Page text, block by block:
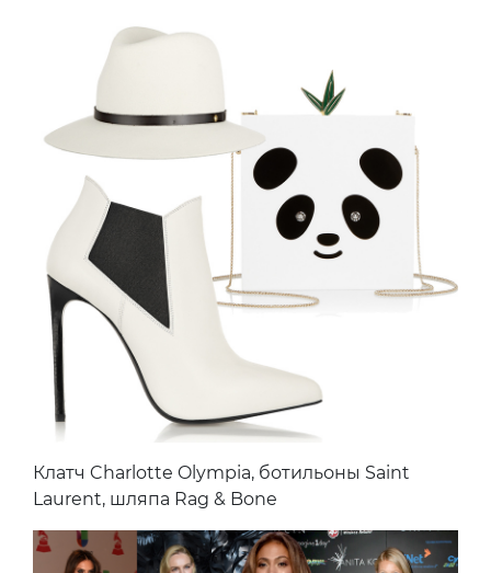
Клатч Charlotte Olympia, ботильоны Saint
Laurent, шляпа Rag & Bone